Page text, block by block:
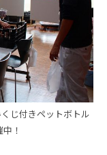
じ付きペットボトル
！